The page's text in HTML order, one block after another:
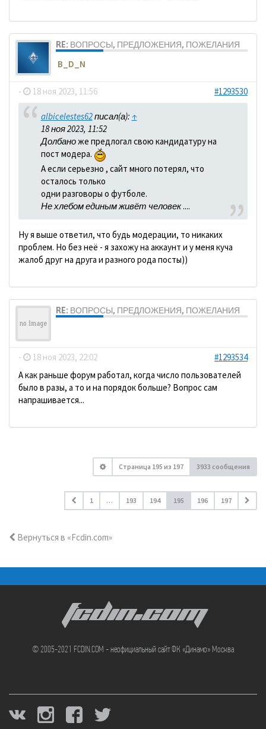
RE: ВОПРОСЫ, ПРЕДЛОЖЕНИЯ, ПОЖЕЛАНИЯ
B_D_N
- 18 ноя 2023, 11:56 #1293530
albicelestes62писал(а): ↑
18 ноя 2023, 11:52
Долбаноже предлогал свою кандидатуру на
пост модера.
А если серьезно , сайт много потерял, что
осталось только
одни разговоры о футболе.
Не хлебом единым живёт человек....
Ну я выше ответил, что будь модерации, то никаких
проблем. Но без неё - я захожу на аккаунт и у меня куча
жалоб друг на друга и разного рода посты))
RE: ВОПРОСЫ, ПРЕДЛОЖЕНИЯ, ПОЖЕЛАНИЯ
- 18 ноя 2023, 22:02
#1293534
А как раньше форум работал, когда число пользователей
было в разы, а то и на порядок больше? Вопрос сам
напрашивается...
Страница 195 из 197 3933 сообщения
1 … 193 194 195 196 197
Вернуться в «Fcdin.com»
FCDIN.COM
© 2005-2021 FCDIN.COM - неофициальный сайт ФК «Динамо» Москва